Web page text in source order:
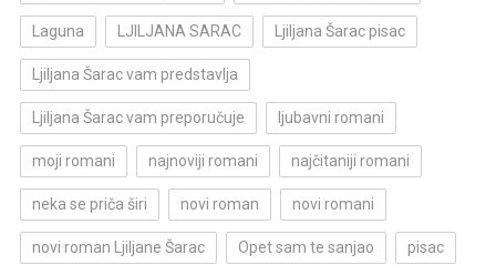
Laguna LJILJANA SARAC Ljiljana Šarac pisac
Ljiljana Šarac vam predstavlja
Ljiljana Šarac vam preporučuje ljubavni romani
moji romani najnoviji romani najčitaniji romani
neka se priča širi novi roman novi romani
novi roman Ljiljane Šarac Opet sam te sanjao pisac